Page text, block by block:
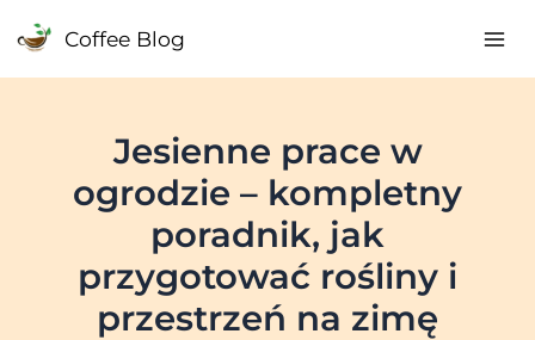
Coffee Blog
Jesienne prace w
ogrodzie – kompletny
poradnik, jak
przygotować rośliny i
przestrzeń na zimę